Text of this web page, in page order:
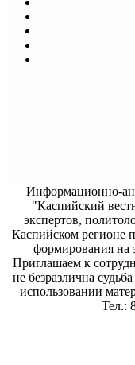
Информационно-
"Каспийский
экспертов,
Каспийском регионе
формирования на
Приглашаем к
не безразлична
использовании
Тел.: